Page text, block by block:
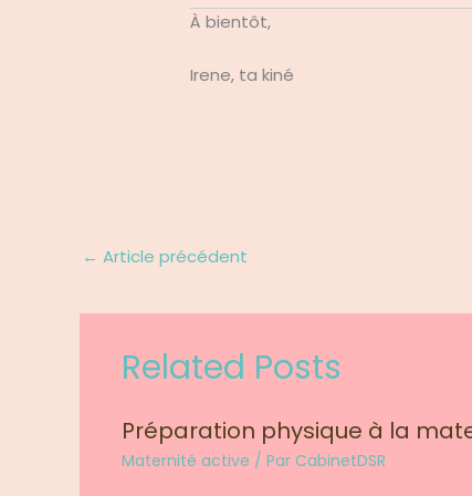
À bientôt,
Irene, ta kiné
← Article précédent
Related Posts
Préparation physique à la
Maternité active / Par CabinetDSR